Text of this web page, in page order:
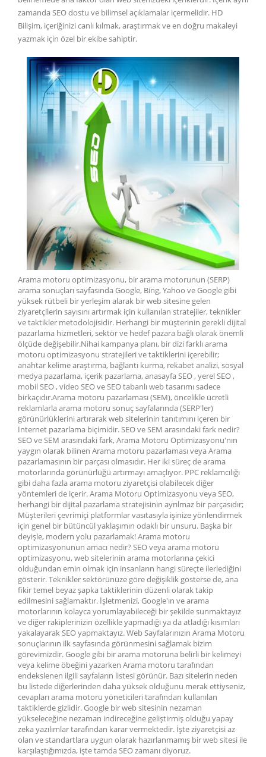
zamanda SEO dostu ve bilimsel açıklamalar içermelidir. HD
Bilişim, içeriğinizi canlı kılmak, araştırmak ve en doğru makaleyi
yazmak için özel bir ekibe sahiptir.
Arama motoru optimizasyonu, bir arama motorunun (SERP)
arama sonuçları sayfasında Google, Bing, Yahoo ve Google gibi
yüksek rütbeli bir yerleşim alarak bir web sitesine gelen
ziyaretçilerin sayısını artırmak için kullanılan stratejiler, teknikler
ve taktikler metodolojisidir. Herhangi bir müşterinin gerekli dijital
pazarlama hizmetleri, sektör ve hedef pazara bağlı olarak önemli
ölçüde değişebilir.Nihai kampanya planı, bir dizi farklı arama
motoru optimizasyonu stratejileri ve taktiklerini içerebilir;
anahtar kelime araştırma, bağlantı kurma, rekabet analizi, sosyal
medya pazarlama, içerik pazarlama, anasayfa SEO , yerel SEO ,
mobil SEO , video SEO ve SEO tabanlı web tasarımı sadece
birkaçıdır.Arama motoru pazarlaması (SEM), öncelikle ücretli
reklamlarla arama motoru sonuç sayfalarında (SERP'ler)
görünürlüklerini artırarak web sitelerinin tanıtımını içeren bir
İnternet pazarlama biçimidir. SEO ve SEM arasındaki fark nedir?
SEO ve SEM arasındaki fark, Arama Motoru Optimizasyonu'nın
yaygın olarak bilinen Arama motoru pazarlaması veya Arama
pazarlamasının bir parçası olmasıdır. Her iki süreç de arama
motorlarında görünürlüğü artırmayı amaçlıyor. PPC reklamcılığı
gibi daha fazla arama motoru ziyaretçisi olabilecek diğer
yöntemleri de içerir. Arama Motoru Optimizasyonu veya SEO,
herhangi bir dijital pazarlama stratejisinin ayrılmaz bir parçasıdır;
Müşterileri çevrimiçi platformlar vasıtasıyla işinize yönlendirmek
için genel bir bütüncül yaklaşımın odaklı bir unsuru. Başka bir
deyişle, modern yolu pazarlamak! Arama motoru
optimizasyonunun amacı nedir? SEO veya arama motoru
optimizasyonu, web sitelerinin arama motorlarına çekici
olduğundan emin olmak için insanların hangi süreçte ilerlediğini
gösterir. Teknikler sektörünüze göre değişiklik gösterse de, ana
fikir temel beyaz şapka taktiklerinin düzenli olarak takip
edilmesini sağlamaktır. İşletmenizi, Google'ın ve arama
motorlarının kolayca yorumlayabileceği bir şekilde sunmaktayız
ve diğer rakiplerinizin özellikle yapmadığı ya da atladığı kısımları
yakalayarak SEO yapmaktayız. Web Sayfalarınızın Arama Motoru
sonuçlarının ilk sayfasında görünmesini sağlamak bizim
görevimizdir. Google gibi bir arama motoruna belirli bir kelimeyi
veya kelime öbeğini yazarken Arama motoru tarafından
endekslenen ilgili sayfaların listesi görünür. Bazı sitelerin neden
bu listede diğerlerinden daha yüksek olduğunu merak ettiyseniz,
cevapları arama motoru yöneticileri tarafından kullanılan
taktiklerde gizlidir. Google bir web sitesinin nezaman
yükseleceğine nezaman indireceğine geliştirmiş olduğu yapay
zeka yazılımlar tarafından karar vermektedir. İşte ziyaretçisi az
olan ve standartlara uygun olarak hazırlanmamış bir web sitesi ile
karşılaştığımızda, işte tamda SEO zamanı diyoruz.